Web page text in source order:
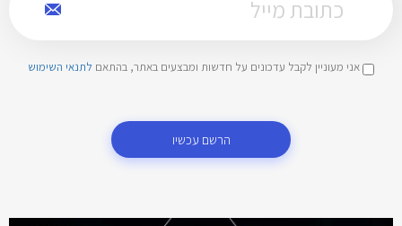
אני מעוניין לקבל עדכונים על חדשות ומבצעים באתר, בהתאם לתנאי השימוש
הרשם עכשיו